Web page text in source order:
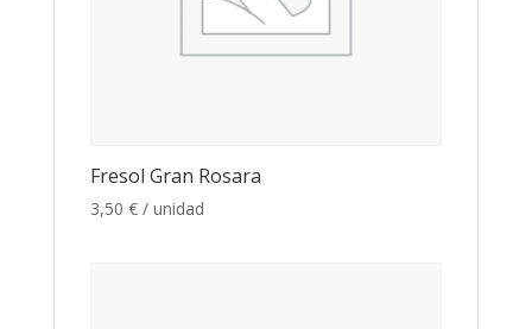
Fresol Gran Rosara
3,50 € / unidad